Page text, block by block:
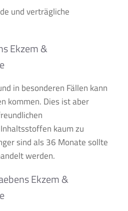
und verträgliche
Ekzem &
in besonderen Fällen kann
kommen. Dies ist aber
kaum zu
sind als 36 Monate sollte
werden.
Ekzem &